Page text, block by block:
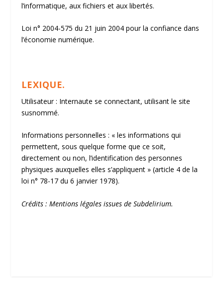
l’informatique, aux fichiers et aux libertés.
Loi n° 2004-575 du 21 juin 2004 pour la confiance dans
l’économie numérique.
LEXIQUE.
Utilisateur : Internaute se connectant, utilisant le site
susnommé.
Informations personnelles : « les informations qui
permettent, sous quelque forme que ce soit,
directement ou non, l’identification des personnes
physiques auxquelles elles s’appliquent » (article 4 de la
loi n° 78-17 du 6 janvier 1978).
Crédits : Mentions légales issues de Subdelirium.